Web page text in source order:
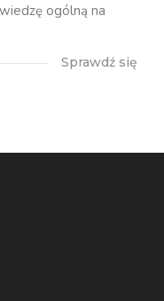
ogólną na
Sprawdź się